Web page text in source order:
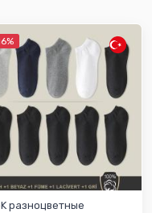
разноцветныe